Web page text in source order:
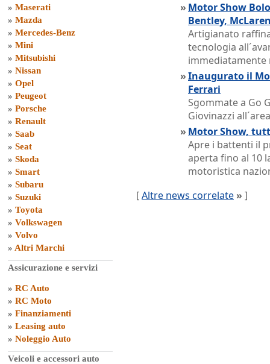
» Maserati
» Mazda
» Mercedes-Benz
» Mini
» Mitsubishi
» Nissan
» Opel
» Peugeot
» Porsche
» Renault
» Saab
» Seat
» Skoda
» Smart
» Subaru
» Suzuki
» Toyota
» Volkswagen
» Volvo
» Altri Marchi
Assicurazione e servizi
» RC Auto
» RC Moto
» Finanziamenti
» Leasing auto
» Noleggio Auto
Veicoli e accessori auto
» Motor Show
Bentley,
Artigianato
tecnologia
immediatamente
»Inaugurato il
Ferrari
Sgommate a Go
Giovinazzi
» Motor Show,
Apre i battenti il
aperta fino al 10
motoristica
[Altre news correlate » ]